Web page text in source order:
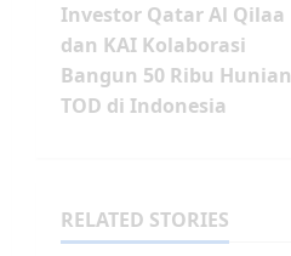
Investor Qatar Al Qilaa
dan KAI Kolaborasi
Bangun 50 Ribu Hunian
TOD di Indonesia
RELATED STORIES